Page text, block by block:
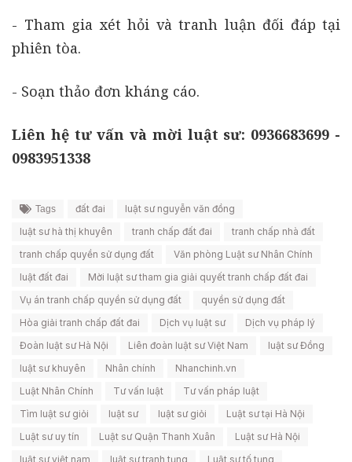
- Tham gia xét hỏi và tranh luận đối đáp tại
phiên tòa.
- Soạn thảo đơn kháng cáo.
Liên hệ tư vấn và mời luật sư: 0936683699 -
0983951338
Tags đất đai
luật sư nguyễn văn đồng
luật sư hà thị khuyên
tranh chấp đất đai
tranh chấp nhà đất
tranh chấp quyền sử dụng đất
Văn phòng Luật sư Nhân Chính
luật đất đai
Mời luật sư tham gia giải quyết tranh chấp đất đai
Vụ án tranh chấp quyền sử dụng đất
quyền sử dụng đất
Hòa giải tranh chấp đất đai
Dịch vụ luật sư
Dịch vụ pháp lý
Đoàn luật sư Hà Nội
Liên đoàn luật sư Việt Nam
luật sư Đồng
luật sư khuyên
Nhân chính
Nhanchinh.vn
Luật Nhân Chính
Tư vấn luật
Tư vấn pháp luật
Tìm luật sư giỏi
luật sư luật sư giỏi
Luật sư tại Hà Nội
Luật sư uy tín
Luật sư Quận Thanh Xuân
Luật sư Hà Nội
luật sư việt nam
luật sư tranh tụng Luật sư tố tụng